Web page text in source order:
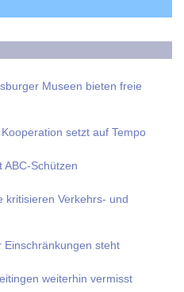
Museen bieten freie
setzt auf Tempo
ABC-Schüt­zen
kritisieren Verkehrs- und
Einschränkungen steht
weiterhin vermisst